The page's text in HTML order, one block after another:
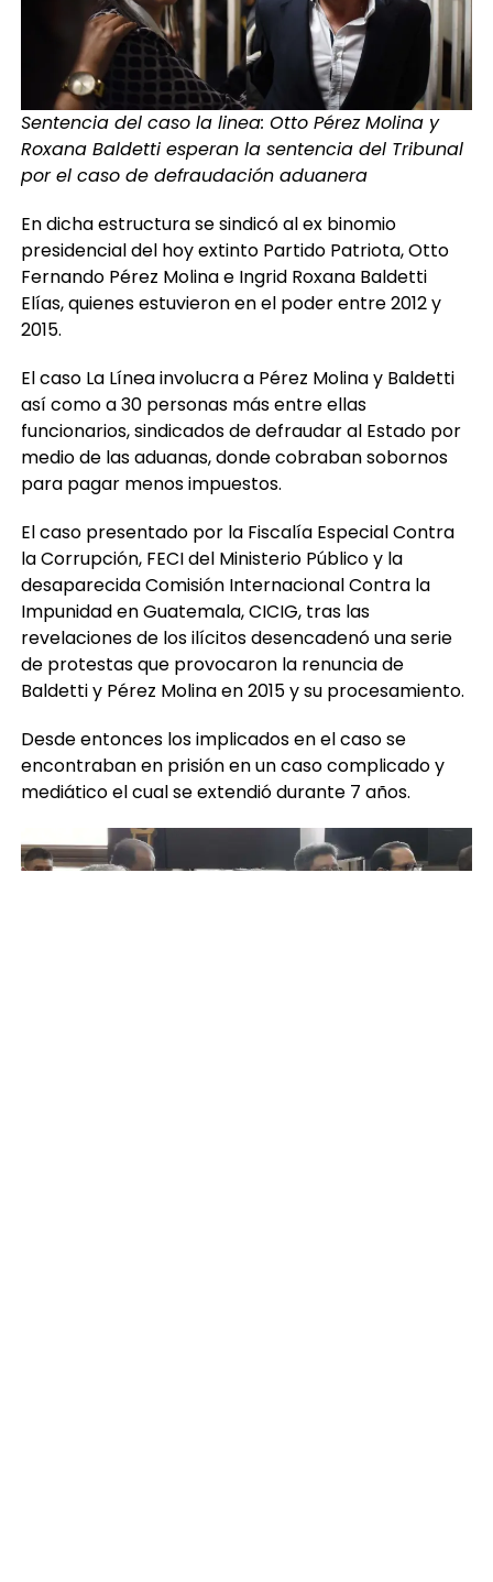
Sentencia del caso la linea: Otto Pérez Molina y
Roxana Baldetti esperan la sentencia del Tribunal
por el caso de defraudación aduanera
En dicha estructura se sindicó al ex binomio
presidencial del hoy extinto Partido Patriota, Otto
Fernando Pérez Molina e Ingrid Roxana Baldetti
Elías, quienes estuvieron en el poder entre 2012 y
2015.
El caso La Línea involucra a Pérez Molina y Baldetti
así como a 30 personas más entre ellas
funcionarios, sindicados de defraudar al Estado por
medio de las aduanas, donde cobraban sobornos
para pagar menos impuestos.
El caso presentado por la Fiscalía Especial Contra
la Corrupción, FECI del Ministerio Público y la
desaparecida Comisión Internacional Contra la
Impunidad en Guatemala, CICIG, tras las
revelaciones de los ilícitos desencadenó una serie
de protestas que provocaron la renuncia de
Baldetti y Pérez Molina en 2015 y su procesamiento.
Desde entonces los implicados en el caso se
encontraban en prisión en un caso complicado y
mediático el cual se extendió durante 7 años.